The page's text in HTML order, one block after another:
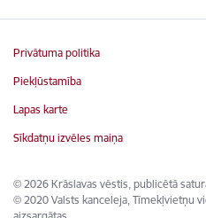
© 2026 Krāslavas vēstis, publicētā
© 2020 Valsts kanceleja, Tīmekļvietņu
Privātuma politika
Piekļūstamība
Lapas karte
Sīkdatņu izvēles maiņa